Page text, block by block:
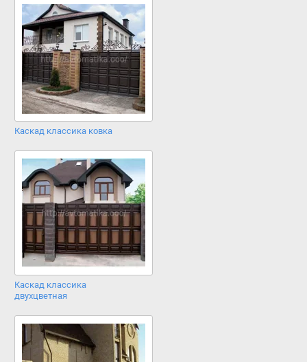
Каскад классика ковка
Каскад классика
двухцветная